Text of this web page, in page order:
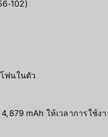
ฟนในตัว
mAh ให้เวลาการใ